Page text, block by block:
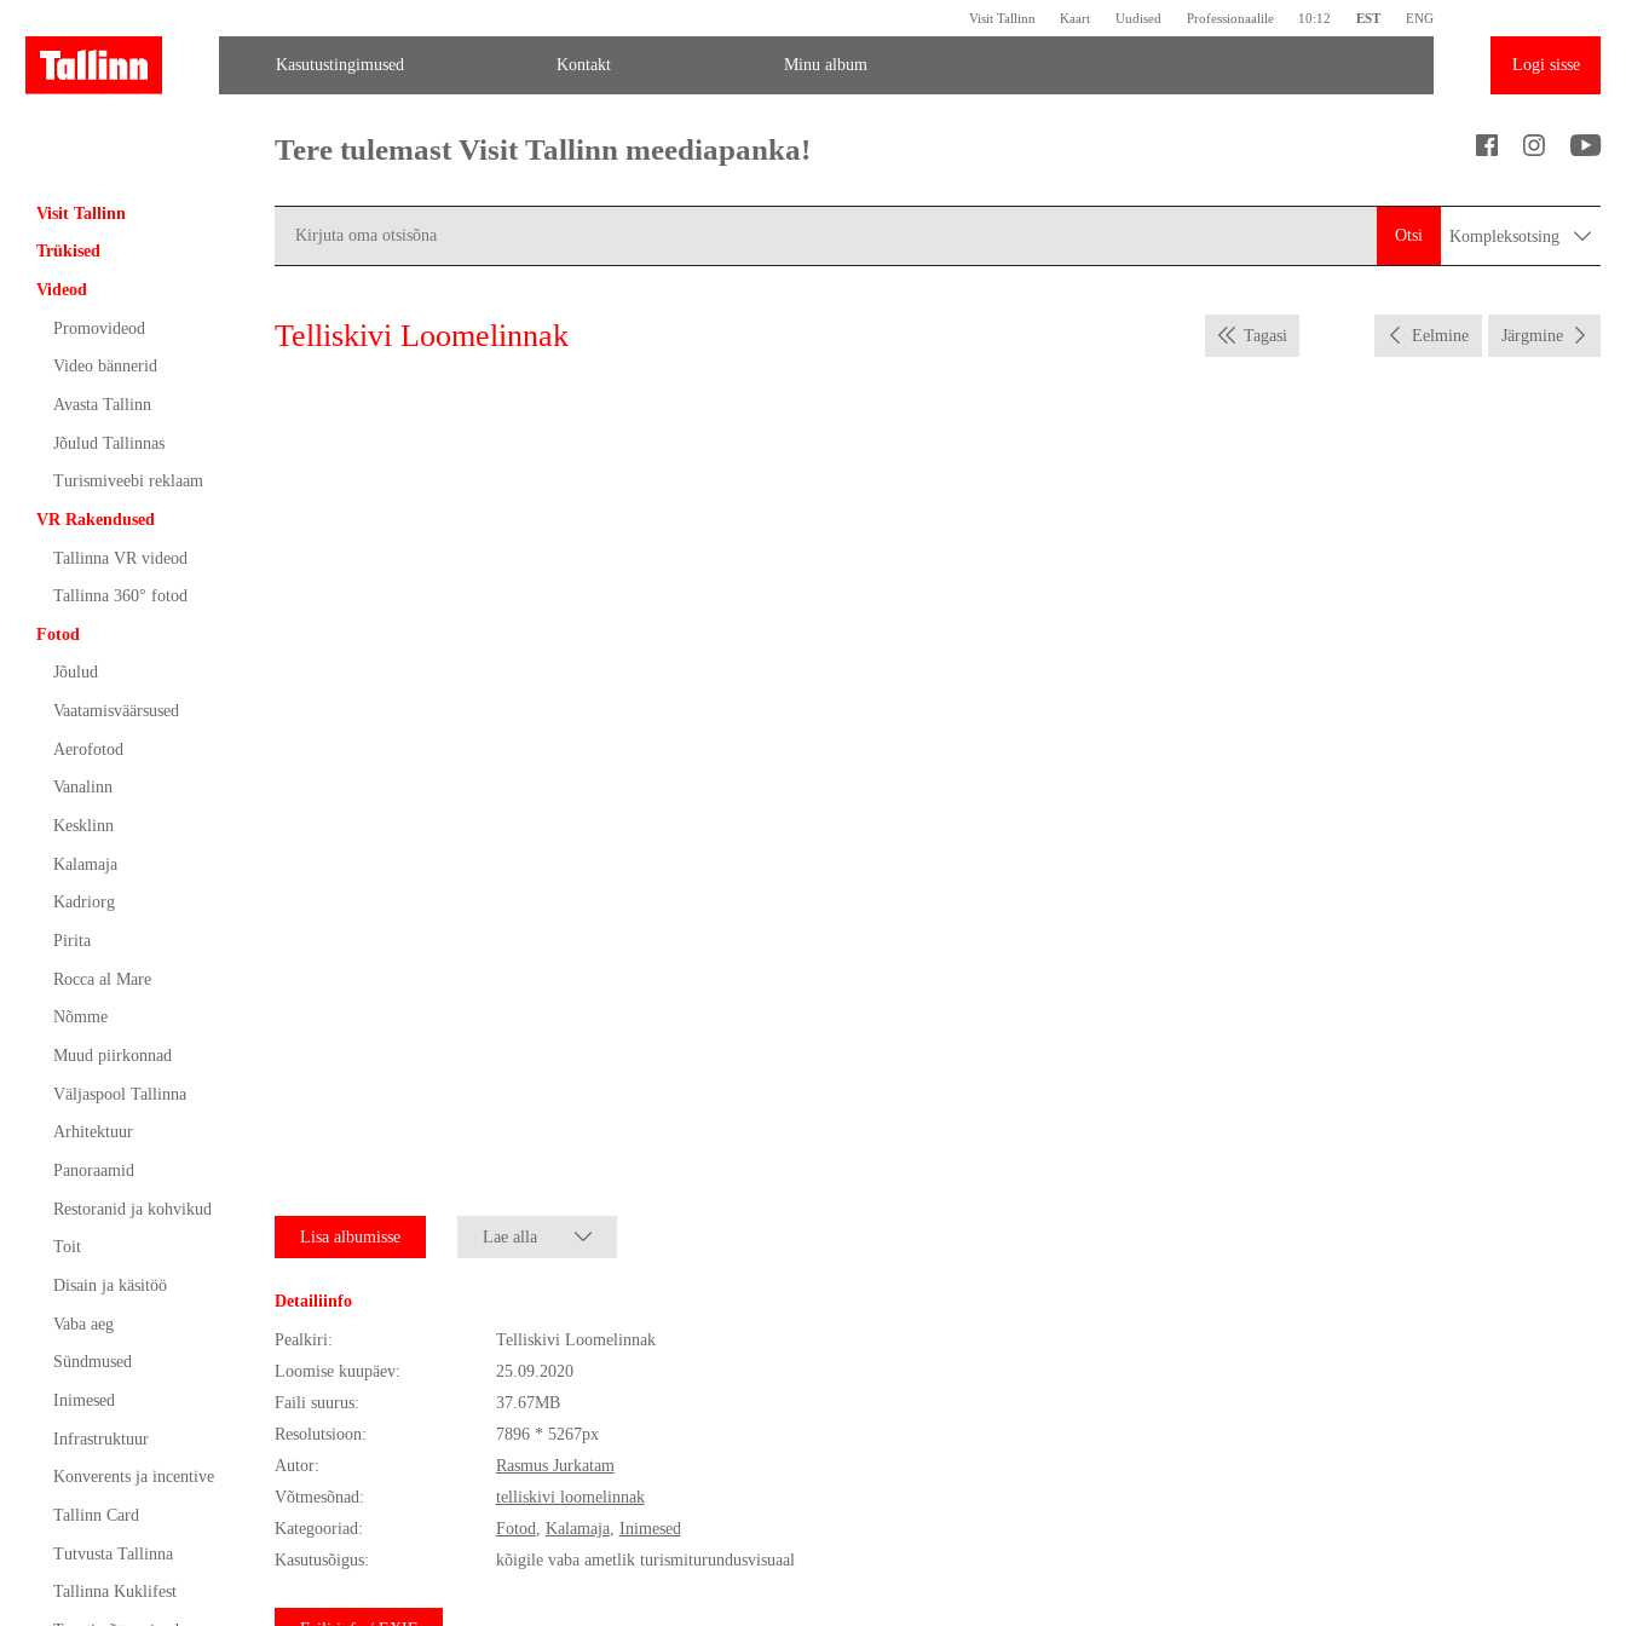
Visit Tallinn Kaart Uudised Professionaalile 10:12 EST ENG
Kasutustingimused Kontakt Minu album Logi sisse
Visit Tallinn
Trükised
Videod
Promovideod
Video bännerid
Avasta Tallinn
Jõulud Tallinnas
Turismiveebi reklaam
VR Rakendused
Tallinna VR videod
Tallinna 360° fotod
Fotod
Jõulud
Vaatamisväärsused
Aerofotod
Vanalinn
Kesklinn
Kalamaja
Kadriorg
Pirita
Rocca al Mare
Nõmme
Muud piirkonnad
Väljaspool Tallinna
Arhitektuur
Panoraamid
Restoranid ja kohvikud
Toit
Disain ja käsitöö
Vaba aeg
Sündmused
Inimesed
Infrastruktuur
Konverents ja incentive
Tallinn Card
Tutvusta Tallinna
Tallinna Kuklifest
Tere tulemast Visit Tallinn meediapanka!
Otsi Kompleksotsing
Telliskivi Loomelinnak Tagasi Eelmine Järgmine
Lisa albumisse Lae alla
Detailiinfo
Pealkiri:
Telliskivi Loomelinnak
Loomise kuupäev:
25.09.2020
Faili suurus:
37.67MB
Resolutsioon:
7896 * 5267px
Autor:
Rasmus Jurkatam
Võtmesõnad:
telliskivi loomelinnak
Kategooriad:
Fotod Kalamaja, Inimesed
Kasutusõigus:
kõigile vaba ametlik turismiturundusvisuaal